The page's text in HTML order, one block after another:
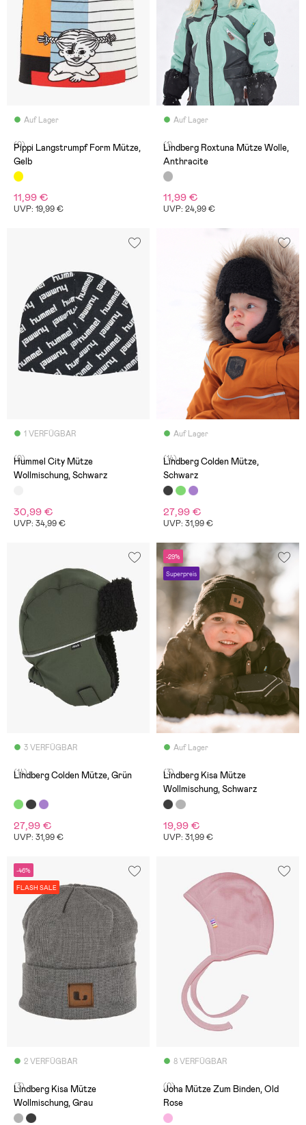
Auf Lager
(0)
Pippi Langstrumpf Form Mütze,
Gelb
11,99 €
UVP: 19,99 €
Auf Lager
(1)
Lindberg Roxtuna Mütze Wolle,
Anthracite
11,99 €
UVP: 24,99 €
1 VERFÜGBAR
(0)
Hummel City Mütze
Wollmischung, Schwarz
30,99 €
UVP: 34,99 €
Auf Lager
(14)
Lindberg Colden Mütze,
Schwarz
27,99 €
UVP: 31,99 €
3 VERFÜGBAR
(14)
Lindberg Colden Mütze, Grün
27,99 €
UVP: 31,99 €
-29%
Superpreis
Auf Lager
(3)
Lindberg Kisa Mütze
Wollmischung, Schwarz
19,99 €
UVP: 31,99 €
-46%
FLASH SALE
2 VERFÜGBAR
(3)
Lindberg Kisa Mütze
Wollmischung, Grau
8 VERFÜGBAR
(0)
Joha Mütze Zum Binden, Old
Rose